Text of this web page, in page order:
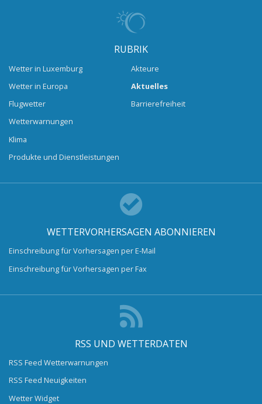
RUBRIK
Wetter in Luxemburg
Wetter in Europa
Flugwetter
Wetterwarnungen
Klima
Produkte und Dienstleistungen
Akteure
Aktuelles
Barrierefreiheit
WETTERVORHERSAGEN ABONNIEREN
Einschreibung für Vorhersagen per E-Mail
Einschreibung für Vorhersagen per Fax
RSS UND WETTERDATEN
RSS Feed Wetterwarnungen
RSS Feed Neuigkeiten
Wetter Widget